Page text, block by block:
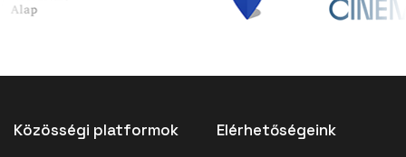
Közösségi platformok Elérhetőségeink